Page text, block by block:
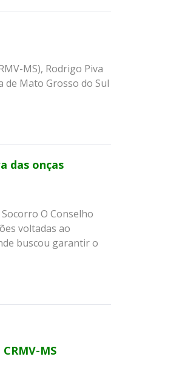
MS), Rodrigo Piva
de Mato Grosso do Sul
das onças
O Conselho
voltadas ao
buscou garantir o
MS